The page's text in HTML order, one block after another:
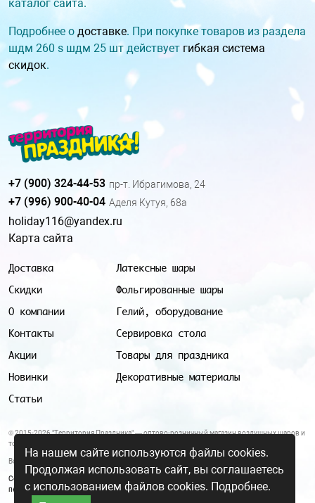
каталог сайта.
Подробнее о доставке. При покупке товаров из раздела
шдм 260 s шдм 25 шт действует гибкая система
скидок.
Доставка
Скидки
О компании
Контакты
Акции
Новинки
Статьи
Латексные шары
Фольгированные шары
Гелий, оборудование
Сервировка стола
Товары для праздника
Декоративные материалы
+7 (900) 324-44-53 пр-т. Ибрагимова, 24
+7 (996) 900-40-04 Аделя Кутуя, 68а
holiday116@yandex.ru
Карта сайта
© 2015-2026 "Территория Праздника" — оптово-розничный магазин воздушных шаров и
товаров для праздника.
Все цены и условия, указанные на данном сайте, не являются публичной офертой.
Согласие на обработку персональных данных
персональных данных
На нашем сайте используются файлы cookies.
Продолжая использовать сайт, вы соглашаетесь
с использованием файлов cookies. Подробнее.